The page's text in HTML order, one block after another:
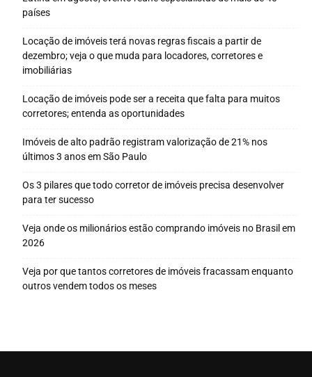
países
Locação de imóveis terá novas regras fiscais a partir de
dezembro; veja o que muda para locadores, corretores e
imobiliárias
Locação de imóveis pode ser a receita que falta para muitos
corretores; entenda as oportunidades
Imóveis de alto padrão registram valorização de 21% nos
últimos 3 anos em São Paulo
Os 3 pilares que todo corretor de imóveis precisa desenvolver
para ter sucesso
Veja onde os milionários estão comprando imóveis no Brasil em
2026
Veja por que tantos corretores de imóveis fracassam enquanto
outros vendem todos os meses